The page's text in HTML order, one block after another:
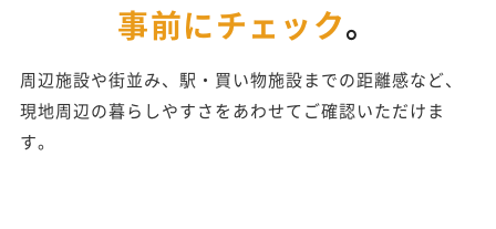
事前にチェック。
周辺施設や街並み、駅・買い物施設までの距離感など、
現地周辺の暮らしやすさをあわせてご確認いただけま
す。